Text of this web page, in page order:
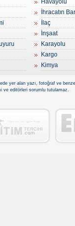
Havayolu
İhracatın
İlaç
İnşaat
Karayolu
Kargo
Kimya
yer alan yazı, fotoğraf ve
ve editörleri sorumlu tutulamaz.